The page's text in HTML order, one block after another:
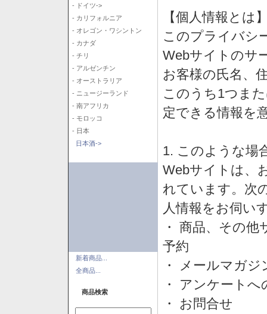
- ドイツ->
- カリフォルニア
- オレゴン・ワシントン
- カナダ
- チリ
- アルゼンチン
- オーストラリア
- ニュージーランド
- 南アフリカ
- モロッコ
- 日本
日本酒->
新着商品...
全商品...
商品検索
【個人情報とは
このプライバシ
Webサイトのサ
お客様の氏名、
このうち1つま
定できる情報を
1. このような場
Webサイトは、
れています。次
人情報をお伺い
・ 商品、その
予約
・ メールマガ
・ アンケートへ
・ お問合せ